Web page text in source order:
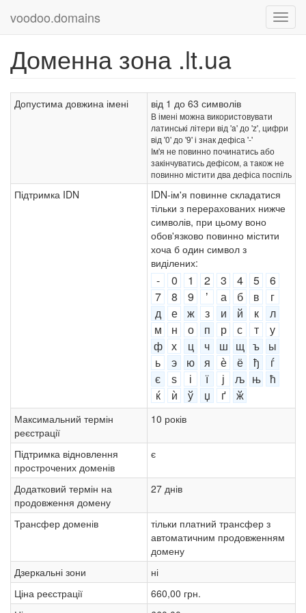
voodoo.domains
Доменна зона .lt.ua
Допустима довжина імені від 1 до 63 символів
В імені можна використовувати
латинські літери від 'a' до 'z', цифри
від '0' до '9' і знак дефіса '-'
Ім'я не повинно починатись або
закінчуватись дефісом, а також не
повинно містити два дефіса поспіль
Підтримка IDN
IDN-ім'я повинне складатися
тільки з перерахованих нижче
символів, при цьому воно
обов'язково повинно містити
хоча б один символ з
виділених:
- 0 1 2 3 4 5
6
7
8 9 ʼ а б в
г
д
е ж з и й к
л
м
н о п р с т
у
ф х ц ч ш щ ъ
ы
ь
э ю я ѐ ё ђ
ѓ
є
ѕ і ї ј љ њ ћ
ќ
ѝ ў џ ґ ӂ
Максимальний термін
реєстрації
10 років
Підтримка відновлення
прострочених доменів
є
Додатковий термін на
продовження домену
27 днів
Трансфер доменів
тільки платний трансфер з
автоматичним продовженням
домену
Дзеркальні зони
ні
Ціна реєстрації
660,00 грн.